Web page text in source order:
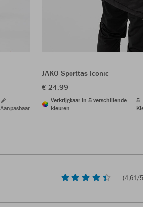
Aanpasbaar
JAKO Sporttas Iconic
€ 24,99
Verkrijgbaar in 5 verschillende
kleuren
5
(4,61/